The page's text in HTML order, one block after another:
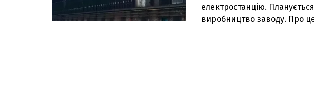
електростанцію.
виробництво заводу. Про